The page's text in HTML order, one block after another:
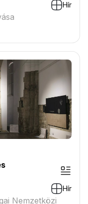
Hír
Hír
Nemzetközi